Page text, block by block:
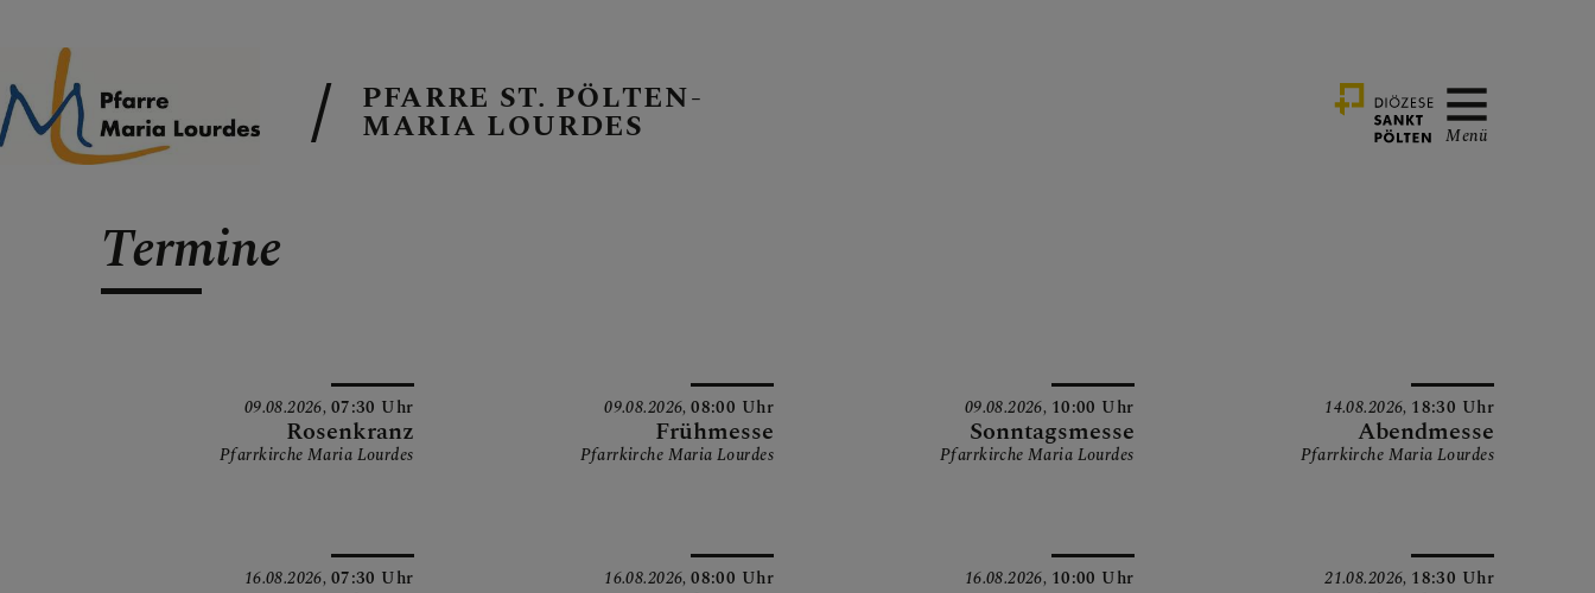
EMAIL AN DIE PFARRE
GALERIE
PFARRE ST. PÖLTEN-
MARIA LOURDES Menü
Termine
09.08.2026, 07:30 Uhr
Rosenkranz
Pfarrkirche Maria Lourdes
09.08.2026,08:00 Uhr
Frühmesse
Pfarrkirche Maria Lourdes
09.08.2026, 10:00 Uhr
Sonntagsmesse
Pfarrkirche Maria Lourdes
14.08.2026, 18:30 Uhr
Abendmesse
Pfarrkirche Maria Lourdes
16.08.2026, 07:30 Uhr 16.08.2026,08:00 Uhr 16.08.2026, 10:00 Uhr 21.08.2026, 18:30 Uhr